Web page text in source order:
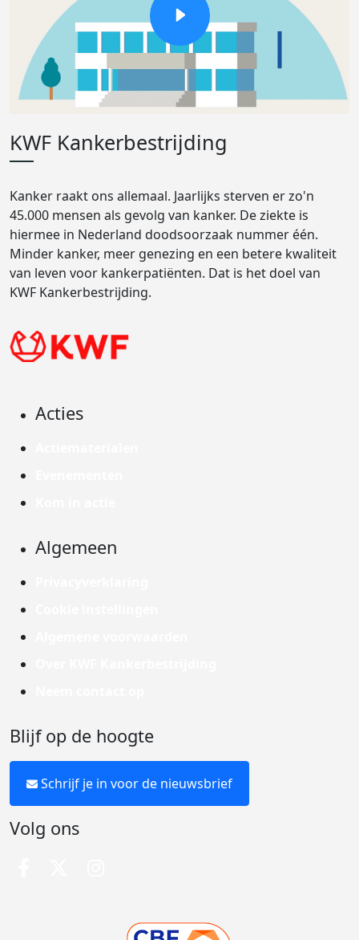
KWF Kankerbestrijding
Kanker raakt ons allemaal. Jaarlijks sterven er zo'n
45.000 mensen als gevolg van kanker. De ziekte is
hiermee in Nederland doodsoorzaak nummer één.
Minder kanker, meer genezing en een betere kwaliteit
van leven voor kankerpatiënten. Dat is het doel van
KWF Kankerbestrijding.
Acties
Algemeen
Blijf op de hoogte
Schrijf je in voor de nieuwsbrief
Volg ons